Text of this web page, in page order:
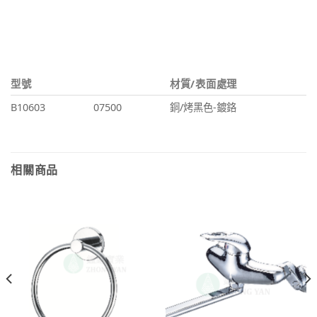
型號
材質/表面處理
B10603
07500 銅/烤黑色-鍍鉻
相關商品